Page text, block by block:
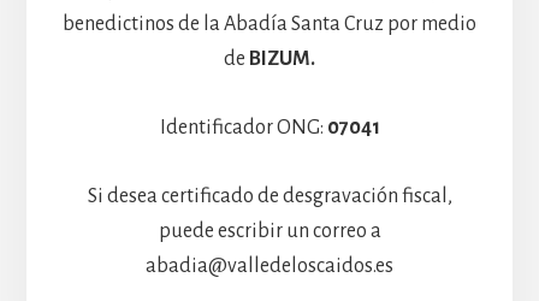
benedictinos de la Abadía Santa Cruz por medio
de BIZUM.
Identificador ONG: 07041
Si desea certificado de desgravación fiscal,
puede escribir un correo a
abadia@valledeloscaidos.es